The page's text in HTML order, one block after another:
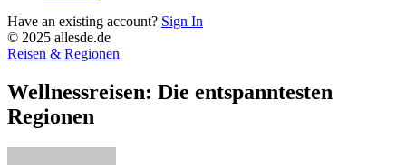
Have an existing account? Sign In
© 2025 allesde.de
Reisen & Regionen
Wellnessreisen: Die entspanntesten
Regionen